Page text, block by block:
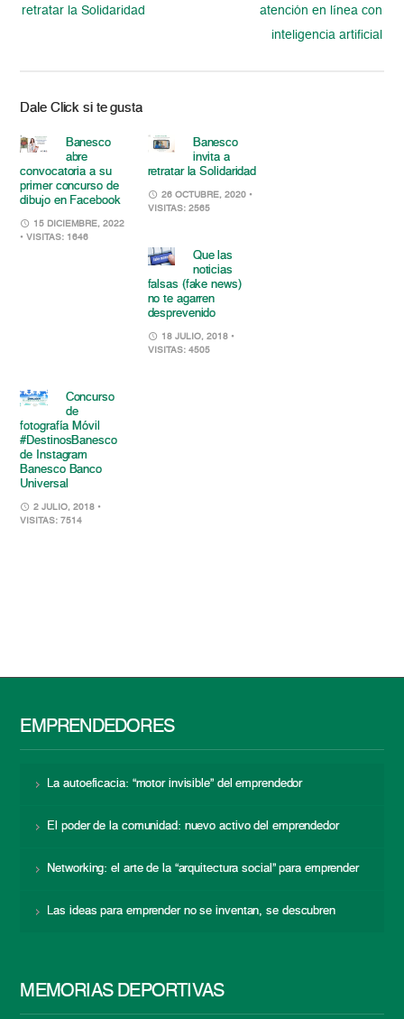
retratar la Solidaridad
atención en línea con
inteligencia artificial
Dale Click si te gusta
Banesco
abre
convocatoria a su
primer concurso de
dibujo en Facebook
15 DICIEMBRE, 2022
• VISITAS: 1646
Banesco
invita a
retratar la Solidaridad
26 OCTUBRE, 2020 •
VISITAS: 2565
Que las
noticias
falsas (fake news)
no te agarren
desprevenido
18 JULIO, 2018 •
VISITAS: 4505
Concurso
de
fotografía Móvil
#DestinosBanesco
de Instagram
Banesco Banco
Universal
2 JULIO, 2018 •
VISITAS: 7514
EMPRENDEDORES
La autoeficacia: “motor invisible” del emprendedor
El poder de la comunidad: nuevo activo del emprendedor
Networking: el arte de la “arquitectura social” para emprender
Las ideas para emprender no se inventan, se descubren
MEMORIAS DEPORTIVAS